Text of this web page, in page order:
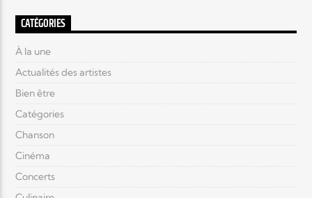
CATÉGORIES
À la une
Actualités des artistes
Bien être
Catégories
Chanson
Cinéma
Concerts